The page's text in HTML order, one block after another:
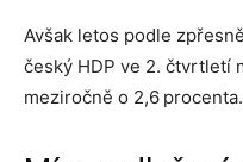
Avšak letos podle
český HDP ve 2. čtvrtletí
meziročně o 2,6 procenta.